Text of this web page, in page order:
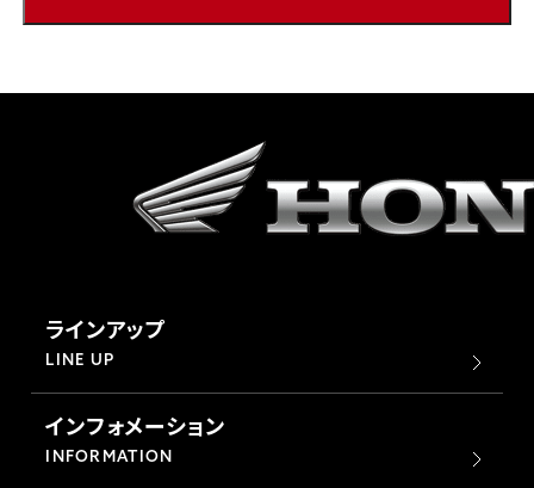
ラインアップ
LINE UP
インフォメーション
INFORMATION
ホンダドリーム 狭山
ホンダドリーム 東浦和
ホンダドリーム 新座
茨城県